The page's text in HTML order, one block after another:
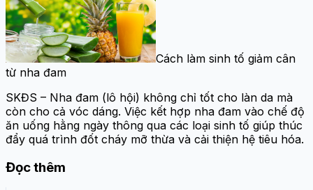
Cách làm sinh tố giảm cân
từ nha đam
SKĐS – Nha đam (lô hội) không chỉ tốt cho làn da mà
còn cho cả vóc dáng. Việc kết hợp nha đam vào chế độ
ăn uống hằng ngày thông qua các loại sinh tố giúp thúc
đẩy quá trình đốt cháy mỡ thừa và cải thiện hệ tiêu hóa.
Đọc thêm